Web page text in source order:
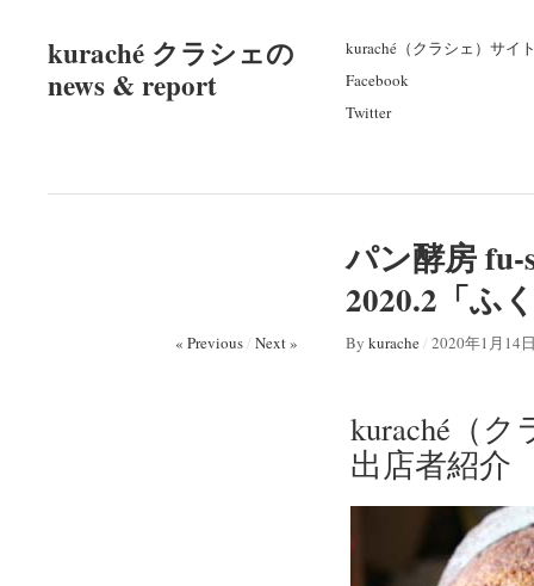
kuraché クラシェの
news & report
kuraché（クラシェ）サイ
Facebook
Twitter
パン酵房
2020.2「ふ
« Previous/ Next » By kurache/ 2020年1月14
kuraché（
出店者紹介